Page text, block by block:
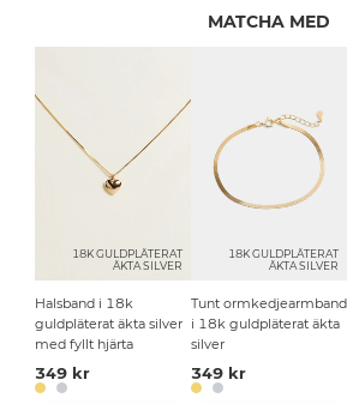
MATCHA MED
18K GULDPLÄTERAT
ÄKTA SILVER
Halsband i 18k
guldpläterat äkta silver
med fyllt hjärta
349 kr
18K GULDPLÄTERAT
ÄKTA SILVER
Tunt ormkedjearmband
i 18k guldpläterat äkta
silver
349 kr